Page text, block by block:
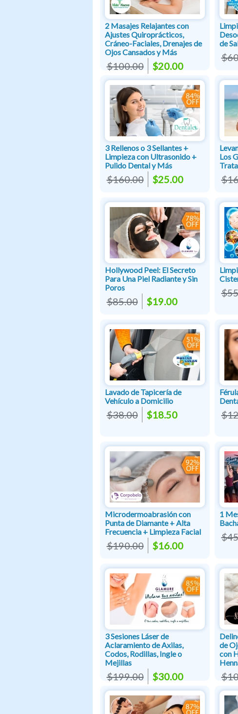
2 Masajes Relajantes con
Ajustes Quiroprácticos,
Cráneo-Faciales, Drenajes de
Ojos Cansados y Más
$100.00 $20.00
de
3 Rellenos o 3 Sellantes +
Limpieza con Ultrasonido +
Pulido Dental y Más
$160.00 $25.00
Los
Hollywood Peel: El Secreto
Para Una Piel Radiante y Sin
Poros
$85.00 $19.00
Lavado de Tapicería de
Vehículo a Domicilio
$38.00 $18.50
Microdermoabrasión con
Punta de Diamante + Alta
Frecuencia + Limpieza Facial
$190.00 $16.00
1
3 Sesiones Láser de
Aclaramiento de Axilas,
Codos, Rodillas, Ingle o
Mejillas
$199.00 $30.00
de
con